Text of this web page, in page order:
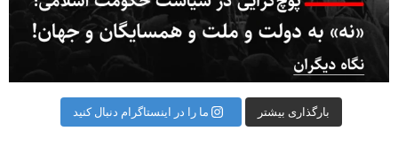
بارگذاری بیشتر ما را در اینستاگرام دنبال کنید